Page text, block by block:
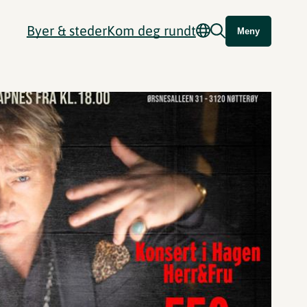
Byer & stederKom deg rundt Meny